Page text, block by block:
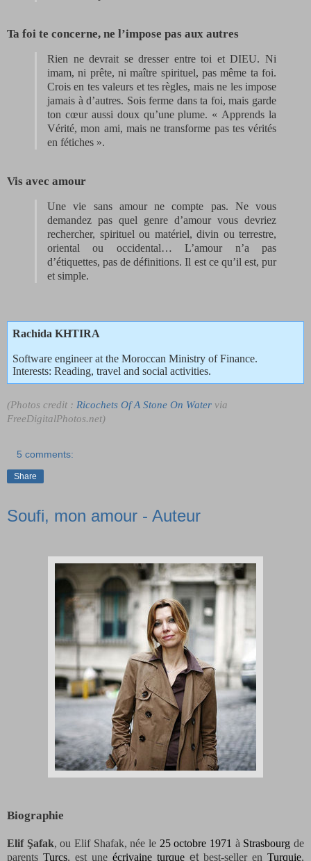
Ta foi te concerne, ne l’impose pas aux autres
Rien ne devrait se dresser entre toi et DIEU. Ni
imam, ni prête, ni maître spirituel, pas même ta foi.
Crois en tes valeurs et tes règles, mais ne les impose
jamais à d’autres. Sois ferme dans ta foi, mais garde
ton cœur aussi doux qu’une plume. « Apprends la
Vérité, mon ami, mais ne transforme pas tes vérités
en fétiches ».
Vis avec amour
Une vie sans amour ne compte pas. Ne vous
demandez pas quel genre d’amour vous devriez
rechercher, spirituel ou matériel, divin ou terrestre,
oriental ou occidental… L’amour n’a pas
d’étiquettes, pas de définitions. Il est ce qu’il est, pur
et simple.
Rachida KHTIRA
Software engineer at the Moroccan Ministry of Finance.
Interests: Reading, travel and social activities.
(Photos credit : Ricochets Of A Stone On Water via
FreeDigitalPhotos.net)
5 comments:
Share
Soufi, mon amour - Auteur
Biographie
Elif Şafak, ou Elif Shafak, née le 25 octobre 1971 à Strasbourg de
parents Turcs, est une écrivaine turque etbest-seller en Turquie,